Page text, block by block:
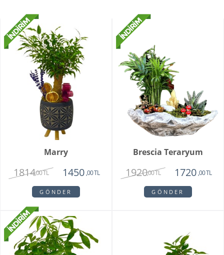
Marry
1814,00 TL 1450 ,00 TL
GÖNDER
Brescia Teraryum
1920,00 TL 1720 ,00 TL
GÖNDER